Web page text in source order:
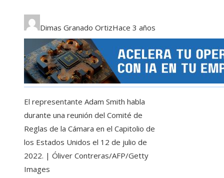
Dimas Granado OrtizHace 3 años
El representante Adam Smith habla
durante una reunión del Comité de
Reglas de la Cámara en el Capitolio de
los Estados Unidos el 12 de julio de
2022. | Óliver Contreras/AFP/Getty
Images